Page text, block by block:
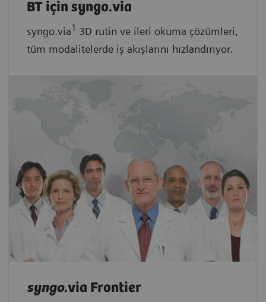
BT için syngo.via
syngo.via1 3D rutin ve ileri okuma çözümleri,
tüm modalitelerde iş akışlarını hızlandırıyor.
syngo.via Frontier